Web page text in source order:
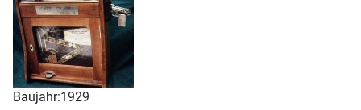
Baujahr:1929